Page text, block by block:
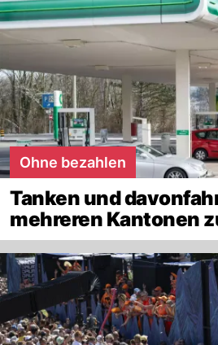
Ohne bezahlen
Tanken und
mehreren Kantonen